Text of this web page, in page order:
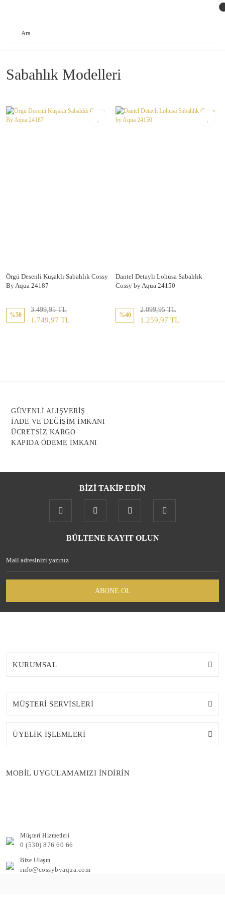
Sabahlık Modelleri
Örgü Desenli Kuşaklı Sabahlık Cossy
By Aqua 24187
%50
3.499,95 TL
1.749,97 TL
Dantel Detaylı Lohusa Sabahlık
Cossy by Aqua 24150
%40
2.099,95 TL
1.259,97 TL
GÜVENLİ ALIŞVERİŞ
İADE VE DEĞİŞİM İMKANI
ÜCRETSİZ KARGO
KAPIDA ÖDEME İMKANI
BİZİ TAKİP EDİN
BÜLTENE KAYIT OLUN
ABONE OL
KURUMSAL
MÜŞTERİ SERVİSLERİ
ÜYELİK İŞLEMLERİ
MOBİL UYGULAMAMIZI İNDİRİN
Müşteri Hizmetleri
0 (530) 876 60 66
Bize Ulaşın
info@cossybyaqua.com